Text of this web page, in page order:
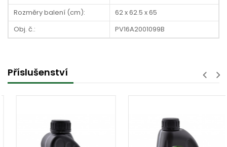
Rozměry balení (cm):
62 x 62.5 x 65
Obj. č.:
PV16A2001099B
Příslušenství